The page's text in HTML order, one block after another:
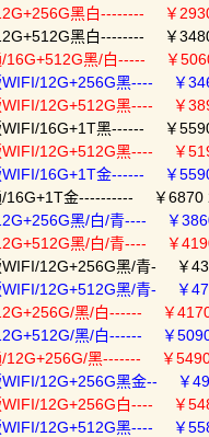
黑白-------- ￥
黑白-------- ￥
/16G+512G黑/白----- ￥
WIFI/12G+256G黑---- ￥
WIFI/12G+512G黑---- ￥
WIFI/16G+1T黑------ ￥
WIFI/12G+512G黑---- ￥
WIFI/16G+1T金------ ￥
/16G+1T金---------- ￥6870
黑/白/青---- ￥
黑/白/青---- ￥
WIFI/12G+256G黑/青- ￥
WIFI/12G+512G黑/青- ￥
黑/白------ ￥
黑/白------ ￥
/12G+256G/黑------- ￥
WIFI/12G+256G黑金-- ￥
WIFI/12G+256G白---- ￥
WIFI/12G+512G黑---- ￥